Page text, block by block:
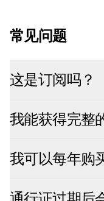
常见问题
这是订阅吗？
我能获得完整
我可以每年购